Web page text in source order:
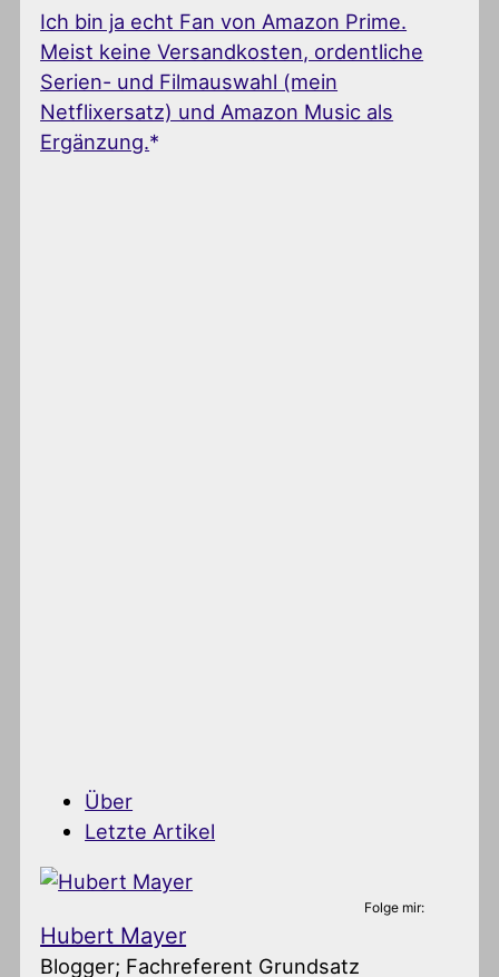
Ich bin ja echt Fan von Amazon Prime.
Meist keine Versandkosten, ordentliche
Serien- und Filmauswahl (mein
Netflixersatz) und Amazon Music als
Ergänzung.
Über
Letzte Artikel
Folge mir:
Hubert Mayer
Blogger; Fachreferent Grundsatz